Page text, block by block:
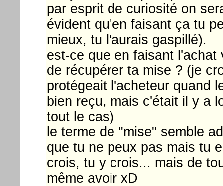
par esprit de curiosité on
évident qu'en faisant ça tu
mieux, tu l'aurais gaspillé).
est-ce que en faisant
de récupérer ta mise ? (je
protégeait l'acheteur quand
bien reçu, mais c'était il y a
tout le cas)
le terme de "mise" semble
que tu ne peux pas mais tu
crois, tu y crois... mais de
même avoir xD